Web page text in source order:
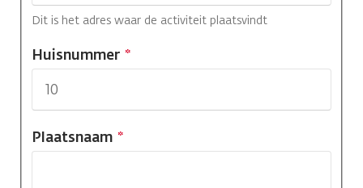
activiteit?
Dit is het adres waar de activiteit plaatsvindt
Huisnummer
Plaatsnaam